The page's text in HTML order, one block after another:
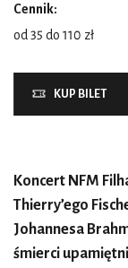
Cennik:
od 35 do 110 zł
KUP BILET
Koncert NFM
Thierry’ego
Johannesa
śmierci